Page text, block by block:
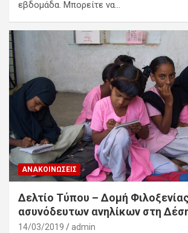
εβδομάδα. Μπορείτε να…
ΑΝΑΚΟΙΝΏΣΕΙΣ
Δελτίο Τύπου – Δομή
ασυνόδευτων ανηλίκων στη
14/03/2019 admin